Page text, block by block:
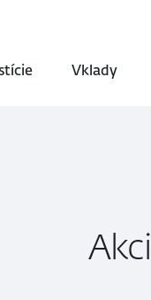
Vklady